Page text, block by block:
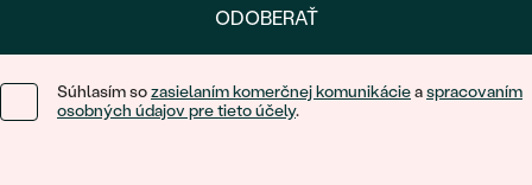
ODOBERAŤ
Súhlasím sozasielaním komerčnej komunikácieaspracovaním
osobných údajov pre tieto účely.